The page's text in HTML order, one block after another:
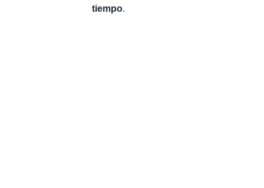
tiempo.